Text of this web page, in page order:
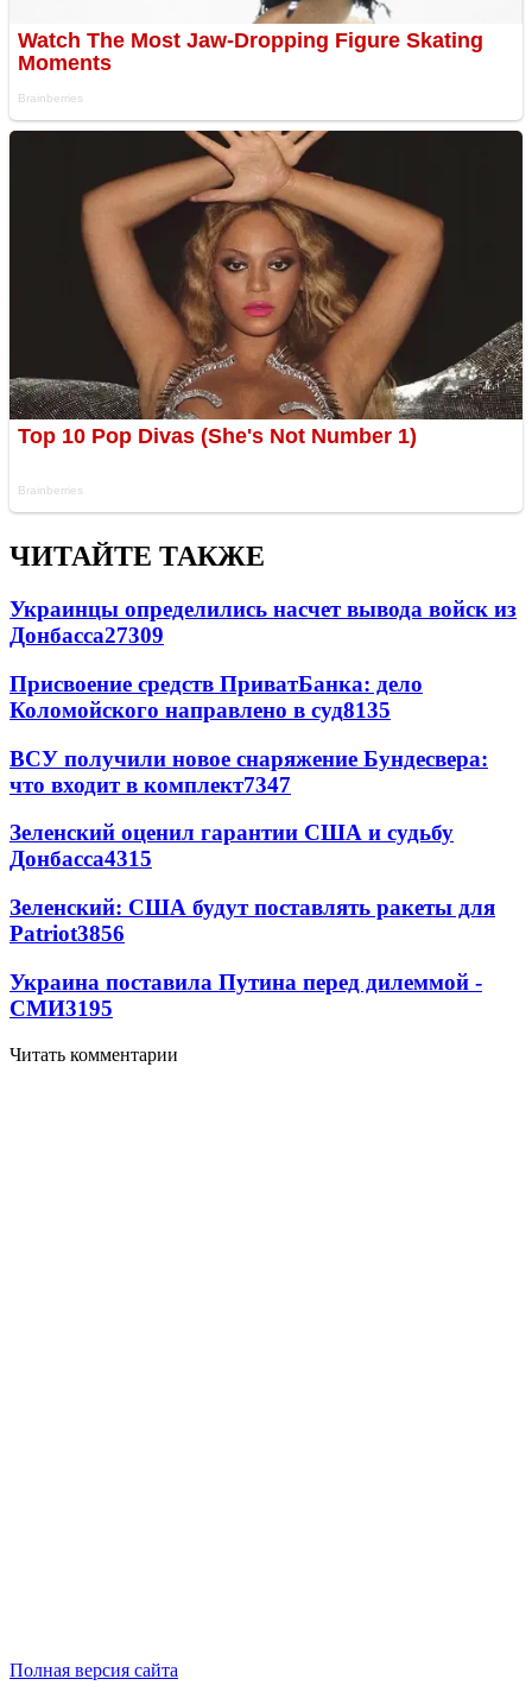
ЧИТАЙТЕ ТАКЖЕ
Украинцы определились насчет вывода войск из
Донбасса27309
Присвоение средств ПриватБанка: дело
Коломойского направлено в суд8135
ВСУ получили новое снаряжение Бундесвера:
что входит в комплект7347
Зеленский оценил гарантии США и судьбу
Донбасса4315
Зеленский: США будут поставлять ракеты для
Patriot3856
Украина поставила Путина перед дилеммой -
СМИ3195
Читать комментарии
Полная версия сайта